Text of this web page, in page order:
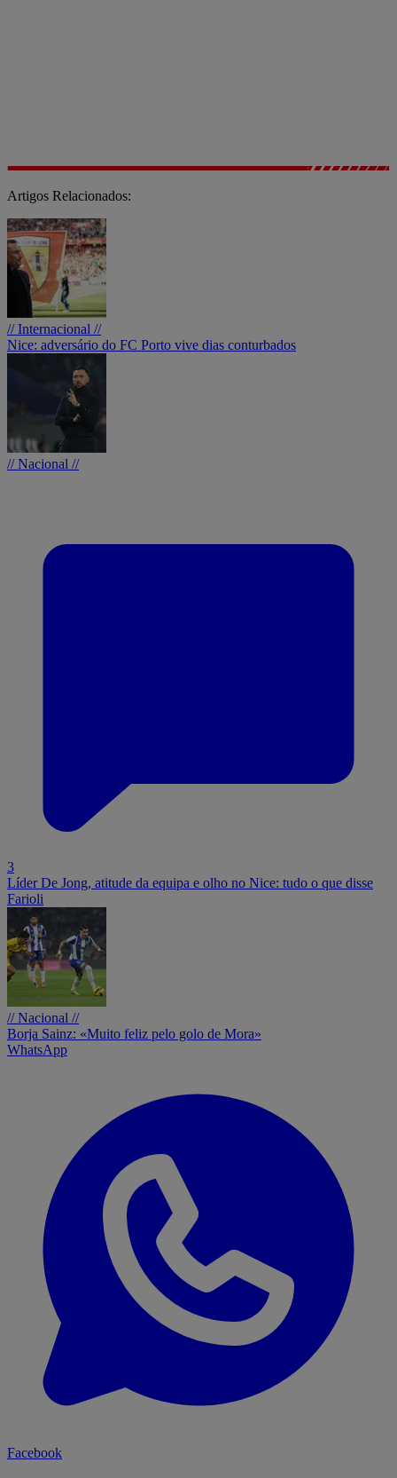
Artigos Relacionados:
// Internacional //
Nice: adversário do FC Porto vive dias conturbados
// Nacional //
3
Líder De Jong, atitude da equipa e olho no Nice: tudo o que disse
Farioli
// Nacional //
Borja Sainz: «Muito feliz pelo golo de Mora»
WhatsApp
Facebook